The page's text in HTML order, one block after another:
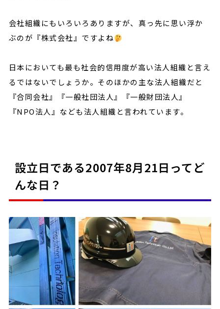
会社組織にもいろいろありますが、真っ先に思い浮か
ぶのが『株式会社』ですよね
日本においても最も社会的信用度が高い法人組織と言え
るではないでしょうか。そのほかの主な法人組織だと
『合同会社』『一般社団法人』『一般財団法人』
『NPO法人』なども法人組織と言われています。
設立日である2007年8月21日ってど
んな日？